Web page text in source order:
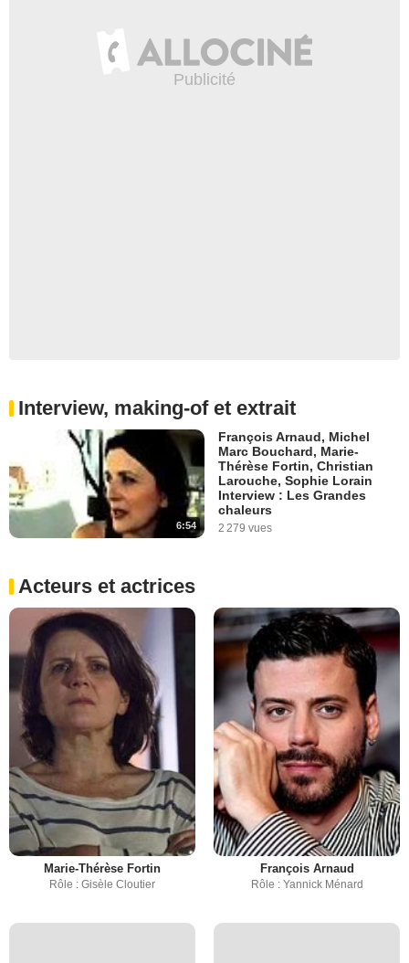
Interview, making-of et extrait
6:54
François Arnaud, Michel
Marc Bouchard, Marie-
Thérèse Fortin, Christian
Larouche, Sophie Lorain
Interview : Les Grandes
chaleurs
2 279 vues
Acteurs et actrices
Marie-Thérèse Fortin
Rôle : Gisèle Cloutier
François Arnaud
Rôle : Yannick Ménard